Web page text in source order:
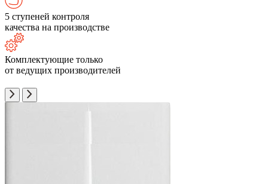
5 ступеней контроля
качества на производстве
Комплектующие только
от ведущих производителей